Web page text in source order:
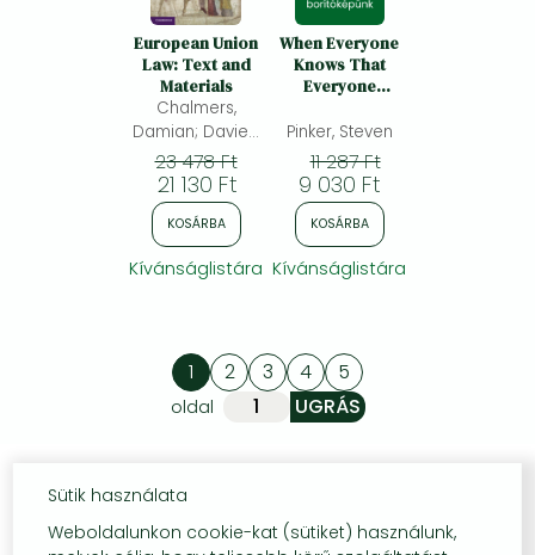
European Union
Law: Text and
Materials
Chalmers,
Damian; Davies,
Gareth; Monti,
Giorgio;
23 478 Ft
21 130 Ft
KOSÁRBA
Kívánságlistára
When Everyone
Knows That
Everyone
Common
Knowledge and
the Science of
Harmony,
Hypocrisy and
Pinker, Steven
11 287 Ft
9 030 Ft
KOSÁRBA
Kívánságlistára
1 2 3 4 5
oldal
Sütik használata
Weboldalunkon cookie-kat (sütiket) használunk,